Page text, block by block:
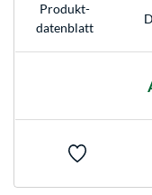
Produkt­
datenblatt